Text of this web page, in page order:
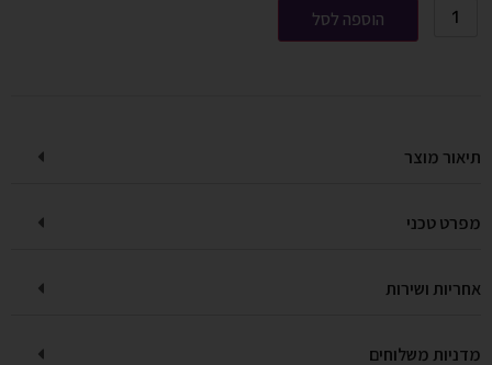
הוספה לסל
תיאור מוצר
מפרט טכני
אחריות ושירות
מדניות משלוחים